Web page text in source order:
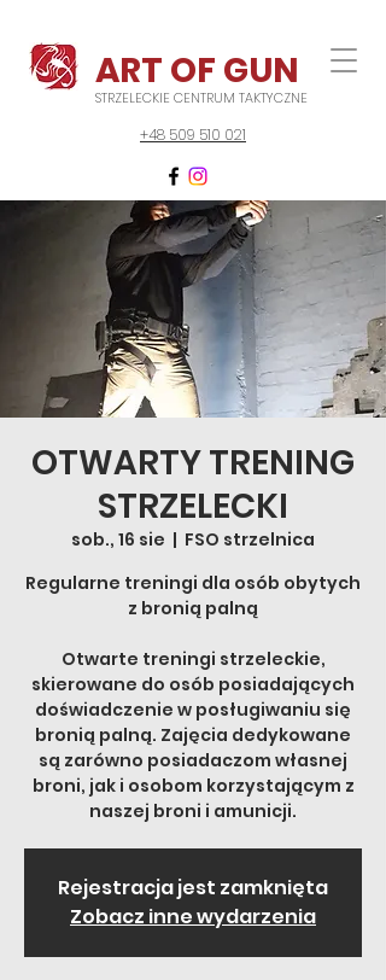
STRZELECKIE CENTRUM TAKTYCZNE
+48 509 510 021
ART OF GUN
OTWARTY TRENING
STRZELECKI
sob., 16 sie
  |
FSO strzelnica
Regularne treningi dla osób obytych
z bronią palną
Otwarte treningi strzeleckie,
skierowane do osób posiadających
doświadczenie w posługiwaniu się
bronią palną. Zajęcia dedykowane
są zarówno posiadaczom własnej
broni, jak i osobom korzystającym z
naszej broni i amunicji.
Rejestracja jest zamknięta
Zobacz inne wydarzenia